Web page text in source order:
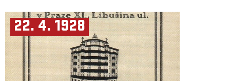
22. 4. 1928